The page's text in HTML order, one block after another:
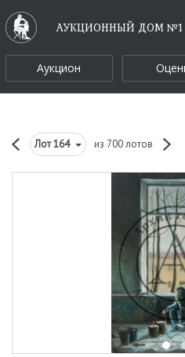
АУКЦИОННЫЙ ДОМ №1
Аукцион
Лот164 из 700 лотов